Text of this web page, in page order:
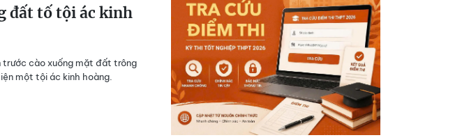
đất tố tội ác kinh
trước cào xuống mặt đất trông
một tội ác kinh hoàng.